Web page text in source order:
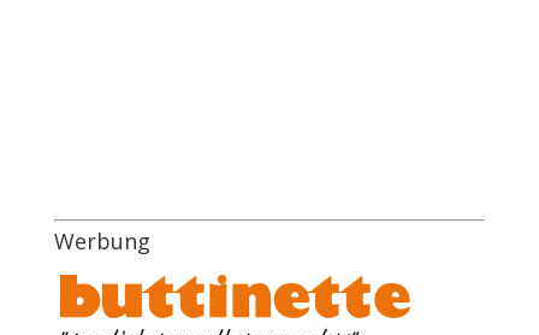
Werbung